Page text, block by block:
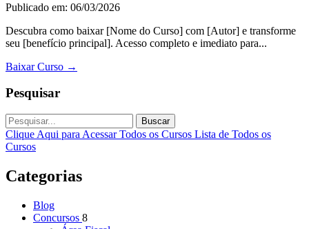
Publicado em: 06/03/2026
Descubra como baixar [Nome do Curso] com [Autor] e transforme
seu [benefício principal]. Acesso completo e imediato para...
Baixar Curso →
Pesquisar
Buscar
Clique Aqui para Acessar Todos os Cursos Lista de Todos os
Cursos
Categorias
Blog
Concursos 8